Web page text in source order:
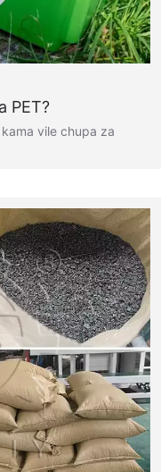
PET?
vile chupa za